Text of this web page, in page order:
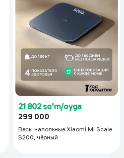
21 802 so'm/oyga
299 000
Весы напольные Xiaomi Mi Scale
S200, чёрный